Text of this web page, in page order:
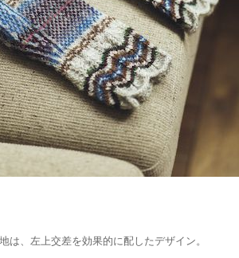
は、左上交差を効果的に配したデザイン。